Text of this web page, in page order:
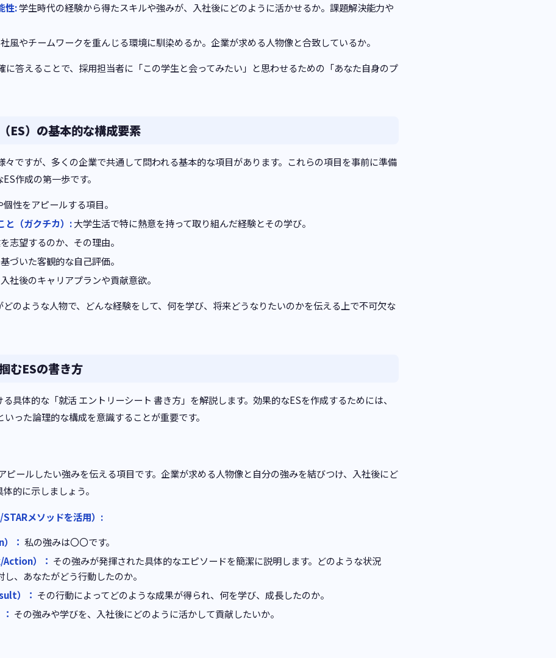
性:学生時代の経験から得たスキルや強みが、入社後にどのように活かせるか。課題解決能力や
社風やチームワークを重んじる環境に馴染めるか。企業が求める人物像と合致しているか。
に答えることで、採用担当者に「この学生と会ってみたい」と思わせるための「あなた自身のプ
ES）の基本的な構成要素
々ですが、多くの企業で共通して問われる基本的な項目があります。これらの項目を事前に準備
作成の第一歩です。
性をアピールする項目。
と（ガクチカ）:大学生活で特に熱意を持って取り組んだ経験とその学び。
志望するのか、その理由。
づいた客観的な自己評価。
入社後のキャリアプランや貢献意欲。
のような人物で、どんな経験をして、何を学び、将来どうなりたいのかを伝える上で不可欠な
むESの書き方
具体的な「就活 エントリーシート 書き方」を解説します。効果的なESを作成するためには、
った論理的な構成を意識することが重要です。
ピールしたい強みを伝える項目です。企業が求める人物像と自分の強みを結びつけ、入社後にど
的に示しましょう。
メソッドを活用）:
： 私の強みは〇〇です。
）： その強みが発揮された具体的なエピソードを簡潔に説明します。どのような状況
、あなたがどう行動したのか。
）： その行動によってどのような成果が得られ、何を学び、成長したのか。
その強みや学びを、入社後にどのように活かして貢献したいか。